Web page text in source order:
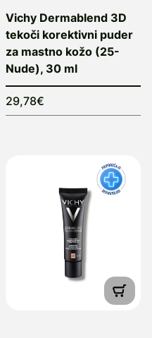
Vichy Dermablend 3D
tekoči korektivni puder
za mastno kožo (25-
Nude), 30 ml
29,78€